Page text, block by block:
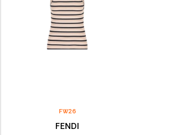
FW26
FENDI